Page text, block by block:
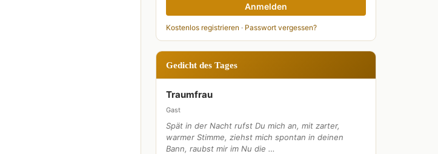
Anmelden
Kostenlos registrieren · Passwort vergessen?
Gedicht des Tages
Traumfrau
Gast
Spät in der Nacht rufst Du mich an, mit zarter,
warmer Stimme, ziehst mich spontan in deinen
Bann, raubst mir im Nu die …